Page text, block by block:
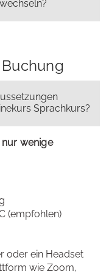
Sprachkurs?
nur wenige
(empfohlen)
oder ein Headset
wie Zoom,